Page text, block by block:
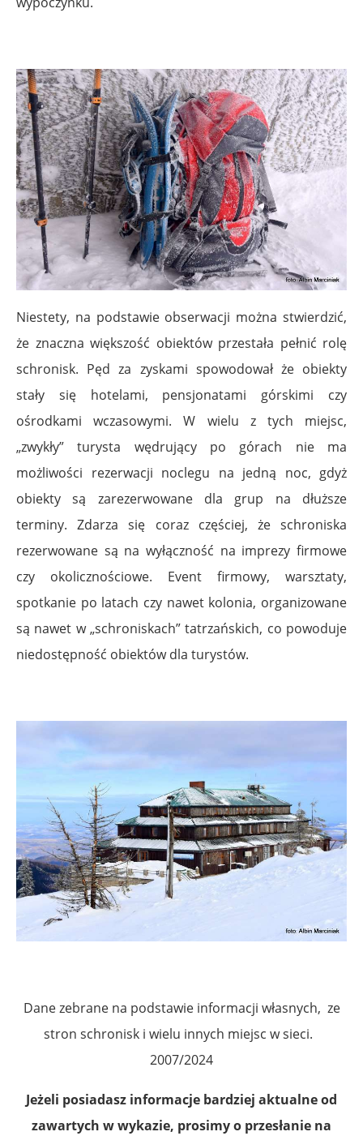
Niestety, na podstawie obserwacji można stwierdzić,
że znaczna większość obiektów przestała pełnić rolę
schronisk. Pęd za zyskami spowodował że obiekty
stały się hotelami, pensjonatami górskimi czy
ośrodkami wczasowymi. W wielu z tych miejsc,
„zwykły” turysta wędrujący po górach nie ma
możliwości rezerwacji noclegu na jedną noc, gdyż
obiekty są zarezerwowane dla grup na dłuższe
terminy. Zdarza się coraz częściej, że schroniska
rezerwowane są na wyłączność na imprezy firmowe
czy okolicznościowe. Event firmowy, warsztaty,
spotkanie po latach czy nawet kolonia, organizowane
są nawet w „schroniskach” tatrzańskich, co powoduje
niedostępność obiektów dla turystów.
Dane zebrane na podstawie informacji własnych, ze
stron schronisk i wielu innych miejsc w sieci.
2007/2024
Jeżeli posiadasz informacje bardziej aktualne od
zawartych w wykazie, prosimy o przesłanie na